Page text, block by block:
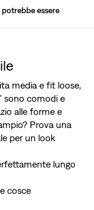
essere
media e fit loose,
sono comodi e
alle forme e
Prova una
per un look
lungo
cosce